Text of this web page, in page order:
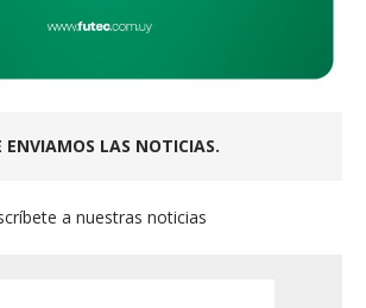
ENVIAMOS LAS NOTICIAS.
a nuestras noticias